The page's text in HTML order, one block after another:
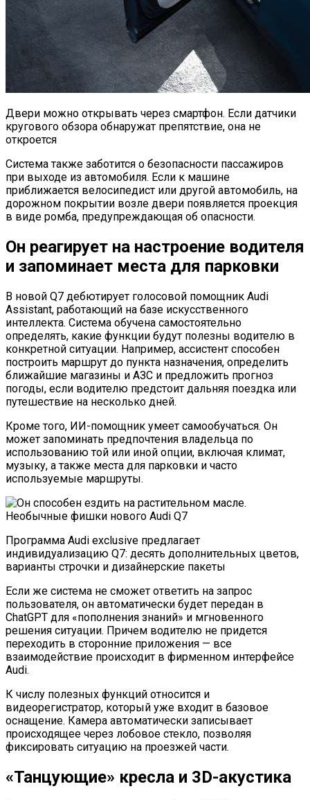
Двери можно открывать через смартфон. Если датчики
кругового обзора обнаружат препятствие, она не
откроется
Система также заботится о безопасности пассажиров
при выходе из автомобиля. Если к машине
приближается велосипедист или другой автомобиль, на
дорожном покрытии возле двери появляется проекция
в виде ромба, предупреждающая об опасности.
Он реагирует на настроение водителя
и запоминает места для парковки
В новой Q7 дебютирует голосовой помощник Audi
Assistant, работающий на базе искусственного
интеллекта. Система обучена самостоятельно
определять, какие функции будут полезны водителю в
конкретной ситуации. Например, ассистент способен
построить маршрут до пункта назначения, определить
ближайшие магазины и АЗС и предложить прогноз
погоды, если водителю предстоит дальняя поездка или
путешествие на несколько дней.
Кроме того, ИИ-помощник умеет самообучаться. Он
может запоминать предпочтения владельца по
использованию той или иной опции, включая климат,
музыку, а также места для парковки и часто
используемые маршруты.
Программа Audi exclusive предлагает
индивидуализацию Q7: десять дополнительных цветов,
варианты строчки и дизайнерские пакеты
Если же система не сможет ответить на запрос
пользователя, он автоматически будет передан в
ChatGPT для «пополнения знаний» и мгновенного
решения ситуации. Причем водителю не придется
переходить в сторонние приложения — все
взаимодействие происходит в фирменном интерфейсе
Audi.
К числу полезных функций относится и
видеорегистратор, который уже входит в базовое
оснащение. Камера автоматически записывает
происходящее через лобовое стекло, позволяя
фиксировать ситуацию на проезжей части.
«Танцующие» кресла и 3D-акустика